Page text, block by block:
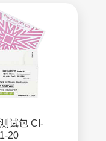
试包 CI-
20